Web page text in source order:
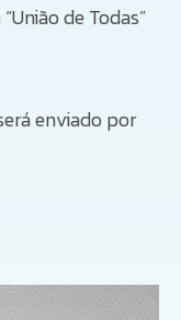
de Todas”
enviado por